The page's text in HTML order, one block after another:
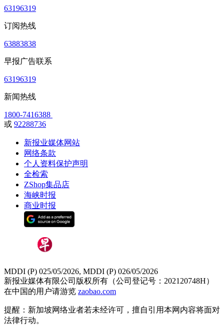
63196319
订阅热线
63883838
早报广告联系
63196319
新闻热线
1800-7416388
或 92288736
新报业媒体网站
网络条款
个人资料保护声明
全检索
ZShop集品店
海峡时报
商业时报
MDDI (P) 025/05/2026, MDDI (P) 026/05/2026
新报业媒体有限公司版权所有（公司登记号：202120748H）
在中国的用户请游览 zaobao.com
提醒：新加坡网络业者若未经许可，擅自引用本网内容将面对
法律行动。